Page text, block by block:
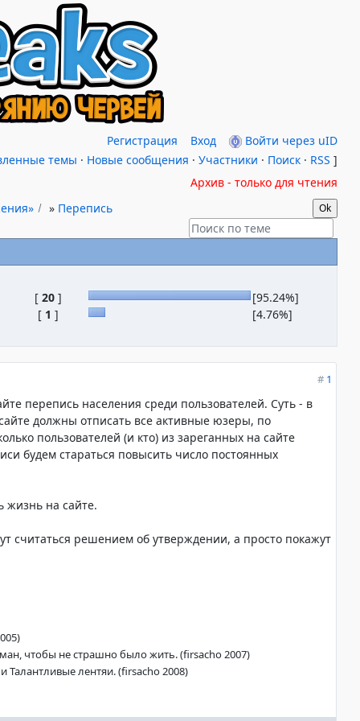
Регистрация Вход
Войти через uID
темы · Новые сообщения · Участники · Поиск · RSS ]
Архив - только для чтения
» Перепись
[ 20]
[95.24%]
[ 1 ] [4.76%]
# 1
перепись населения среди пользователей. Суть - в
должны отписать все активные юзеры, по
пользователей (и кто) из зареганных на сайте
будем стараться повысить число постоянных
жизнь на сайте.
считаться решением об утверждении, а просто покажут
чтобы не страшно было жить. (firsacho 2007)
лентяи. (firsacho 2008)